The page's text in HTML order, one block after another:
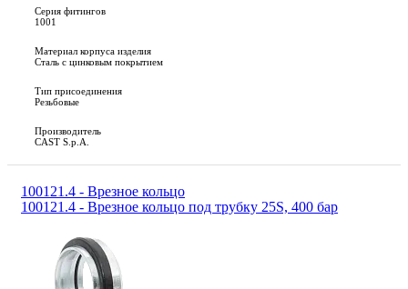
Серия фитингов
1001
Материал корпуса изделия
Сталь с цинковым покрытием
Тип присоединения
Резьбовые
Производитель
CAST S.p.A.
100121.4 - Врезное кольцо
100121.4 - Врезное кольцо под трубку 25S, 400 бар